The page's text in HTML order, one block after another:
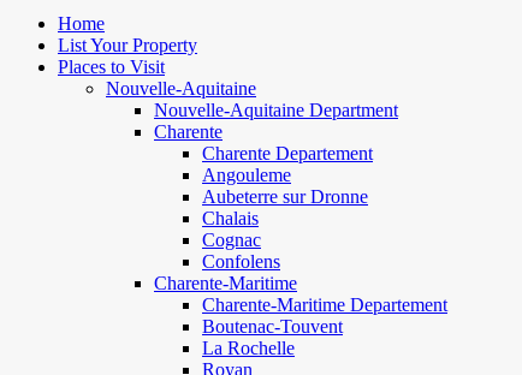
Home
List Your Property
Places to Visit
Nouvelle-Aquitaine
Nouvelle-Aquitaine Department
Charente
Charente Departement
Angouleme
Aubeterre sur Dronne
Chalais
Cognac
Confolens
Charente-Maritime
Charente-Maritime Departement
Boutenac-Touvent
La Rochelle
Royan